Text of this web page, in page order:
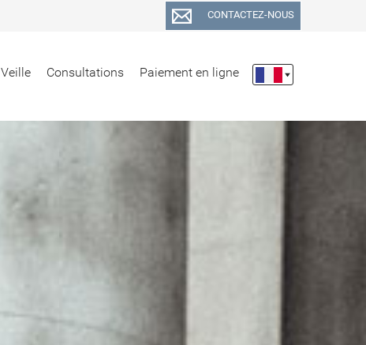
Veille Consultations Paiement en ligne
CONTACTEZ-NOUS